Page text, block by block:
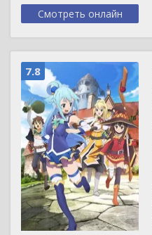
Смотреть онлайн
7.8